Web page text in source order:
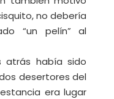
no debería
“un pelín” al
atrás había sido
desertores del
era lugar